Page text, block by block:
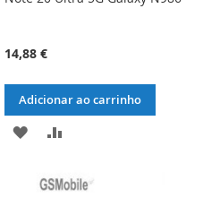
14,88 €
Adicionar ao carrinho
ADICIONAR
LISTACOMPARAÇÃO